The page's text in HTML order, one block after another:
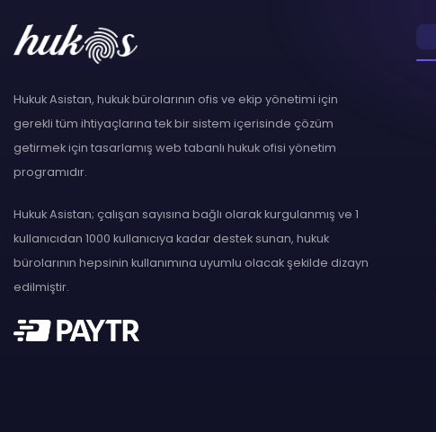
Hukuk Asistan, hukuk bürolarının ofis ve ekip yönetimi için
gerekli tüm ihtiyaçlarına tek bir sistem içerisinde çözüm
getirmek için tasarlamış web tabanlı hukuk ofisi yönetim
programıdır.
Hukuk Asistan; çalışan sayısına bağlı olarak kurgulanmış ve 1
kullanıcıdan 1000 kullanıcıya kadar destek sunan, hukuk
bürolarının hepsinin kullanımına uyumlu olacak şekilde dizayn
edilmiştir.